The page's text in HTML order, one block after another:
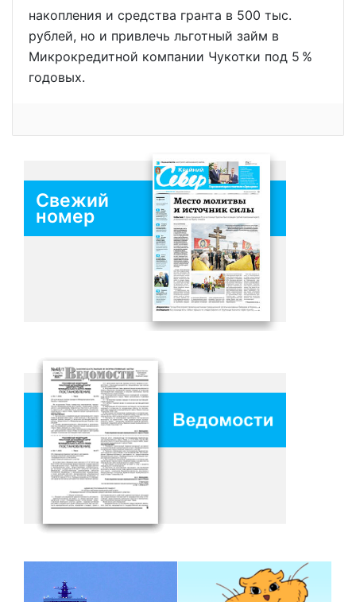
накопления и средства гранта в 500 тыс.
рублей, но и привлечь льготный займ в
Микрокредитной компании Чукотки под 5 %
годовых.
Свежий
номер